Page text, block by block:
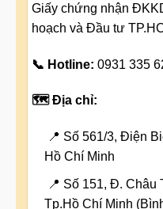
Giấy chứng nhận
hoạch và Đầu tư
📞 Hotline: 0931 335
🗺️ Địa chỉ:
📍 Số 561/3, Điện
Hồ Chí Minh
📍 Số 151, Đ.
Tp.Hồ Chí Minh